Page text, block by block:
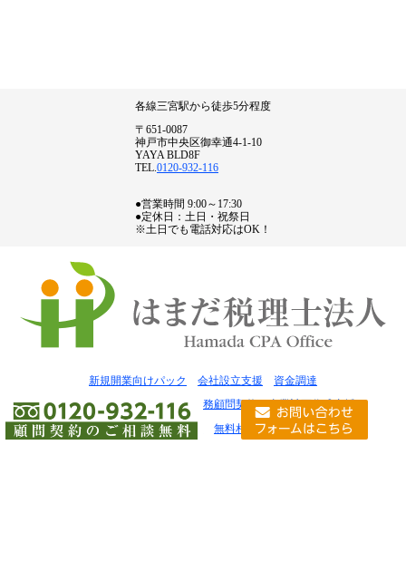
〒651-0087
神戸市中央区御幸通4-1-10
YAYA BLD8F
●営業時間 9:00～17:30
●定休日：土日・祝祭日
経営革新支援計画取得支援
税務顧問契約
事業計画作成支援
税金の豆知識
お問い合わせ 無料相談窓口
事務所案内